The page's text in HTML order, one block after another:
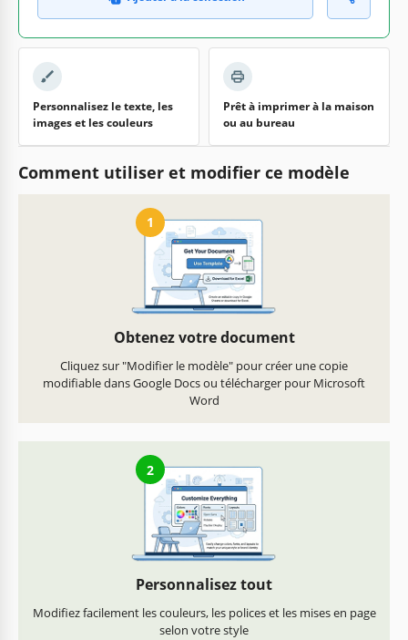
Personnalisez le texte, les
images et les couleurs
Prêt à imprimer à la maison
ou au bureau
Comment utiliser et modifier ce modèle
1
Obtenez votre document
Cliquez sur "Modifier le modèle" pour créer une copie
modifiable dans Google Docs ou télécharger pour Microsoft
Word
2
Personnalisez tout
Modifiez facilement les couleurs, les polices et les mises en page
selon votre style